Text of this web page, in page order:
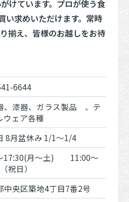
けています。プロが使う食
い求めいただけます。常時
揃え、皆様のお越しをお待
6644
、漆器、ガラス製品 、テ
ウェア各種
8月盆休み 1/1～1/4
17:30(月～土) 11:00～
祝日）
中央区築地4丁目7番2号